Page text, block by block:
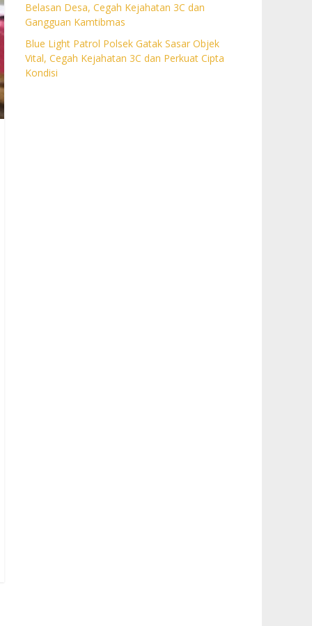
Belasan Desa, Cegah Kejahatan 3C dan
Gangguan Kamtibmas
Blue Light Patrol Polsek Gatak Sasar Objek
Vital, Cegah Kejahatan 3C dan Perkuat Cipta
Kondisi